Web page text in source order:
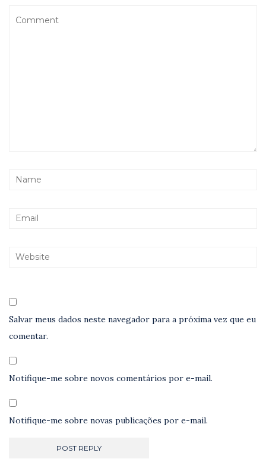
Salvar meus dados neste navegador para a próxima vez que eu
comentar.
Notifique-me sobre novos comentários por e-mail.
Notifique-me sobre novas publicações por e-mail.